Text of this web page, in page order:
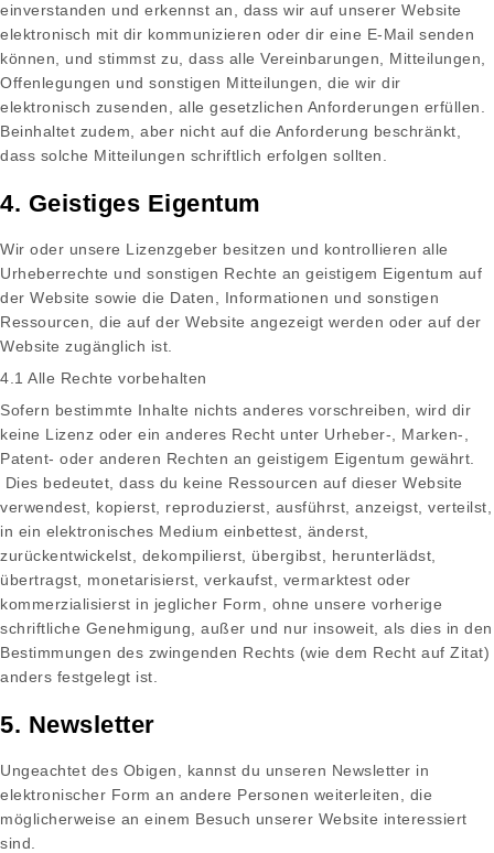
einverstanden und erkennst an, dass wir auf unserer Website
elektronisch mit dir kommunizieren oder dir eine E-Mail senden
können, und stimmst zu, dass alle Vereinbarungen, Mitteilungen,
Offenlegungen und sonstigen Mitteilungen, die wir dir
elektronisch zusenden, alle gesetzlichen Anforderungen erfüllen.
Beinhaltet zudem, aber nicht auf die Anforderung beschränkt,
dass solche Mitteilungen schriftlich erfolgen sollten.
4. Geistiges Eigentum
Wir oder unsere Lizenzgeber besitzen und kontrollieren alle
Urheberrechte und sonstigen Rechte an geistigem Eigentum auf
der Website sowie die Daten, Informationen und sonstigen
Ressourcen, die auf der Website angezeigt werden oder auf der
Website zugänglich ist.
4.1 Alle Rechte vorbehalten
Sofern bestimmte Inhalte nichts anderes vorschreiben, wird dir
keine Lizenz oder ein anderes Recht unter Urheber-, Marken-,
Patent- oder anderen Rechten an geistigem Eigentum gewährt.
Dies bedeutet, dass du keine Ressourcen auf dieser Website
verwendest, kopierst, reproduzierst, ausführst, anzeigst, verteilst,
in ein elektronisches Medium einbettest, änderst,
zurückentwickelst, dekompilierst, übergibst, herunterlädst,
übertragst, monetarisierst, verkaufst, vermarktest oder
kommerzialisierst in jeglicher Form, ohne unsere vorherige
schriftliche Genehmigung, außer und nur insoweit, als dies in den
Bestimmungen des zwingenden Rechts (wie dem Recht auf Zitat)
anders festgelegt ist.
5. Newsletter
Ungeachtet des Obigen, kannst du unseren Newsletter in
elektronischer Form an andere Personen weiterleiten, die
möglicherweise an einem Besuch unserer Website interessiert
sind.